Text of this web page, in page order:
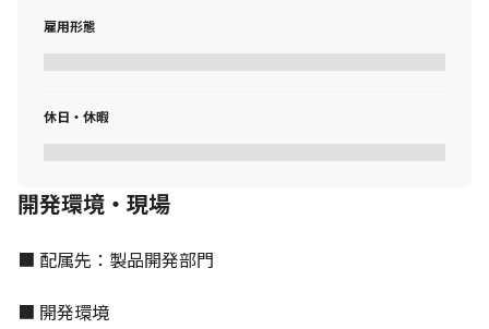
た形に変えて行く必要があり、今まさに重点的に取り組んでいま
クラウドに当社の顧客基盤を移行することで、どこも持ちえない
巨大な人事領域のデータプラットフォームを有することになりま
世の中に提供することを目指しています。
出するエンジニアを募集します。
＜募集背景＞
人事・給与業務ERPシェアトップクラスの自社製品『COMPANY』
雇用形態
休日・休暇
開発環境・現場
■ 配属先：製品開発部門
■ 開発環境